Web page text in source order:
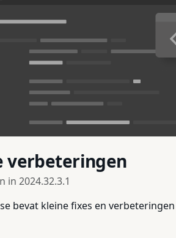
verbeteringen
in 2024.32.3.1
bevat kleine fixes en verbeteringen